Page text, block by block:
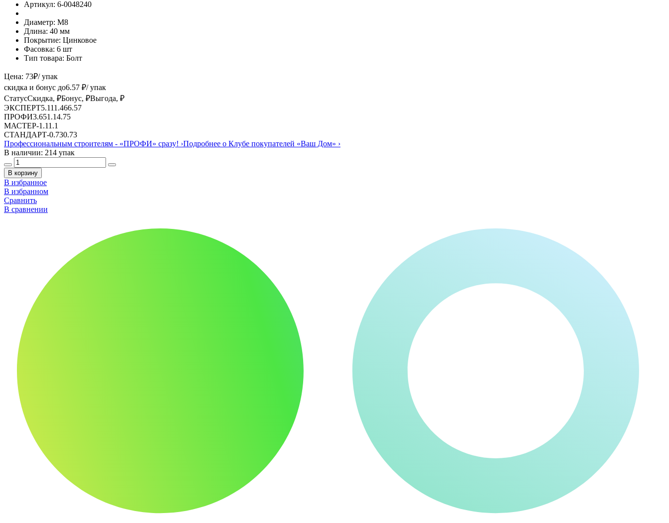
Артикул: 6-0048240
Диаметр: М8
Длина: 40 мм
Покрытие: Цинковое
Фасовка: 6 шт
Тип товара: Болт
Цена: 73₽/ упак
скидка и бонус до6.57 ₽/ упак
СтатусСкидка, ₽Бонус, ₽Выгода, ₽
ЭКСПЕРТ5.111.466.57
ПРОФИ3.651.14.75
МАСТЕР-1.11.1
СТАНДАРТ-0.730.73
Профессиональным строителям - «ПРОФИ» сразу! ›Подробнее о Клубе покупателей «Ваш Дом» ›
В наличии: 214 упак
В корзину
В избранное
В избранном
Сравнить
В сравнении